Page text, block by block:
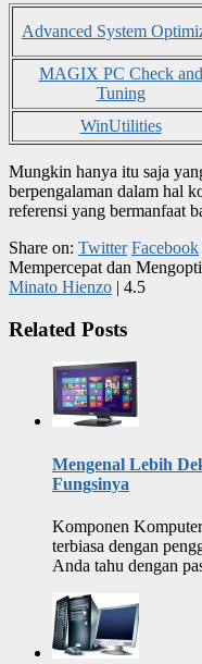
Advanced System
MAGIX PC Check and
Tuning
WinUtilities
Mungkin hanya itu saja
berpengalaman dalam hal
referensi yang bermanfaat
Share on: Twitter Facebook
Mempercepat dan
Minato Hienzo | 4.5
Related Posts
Mengenal Lebih
Fungsinya
Komponen
terbiasa dengan
Anda tahu dengan